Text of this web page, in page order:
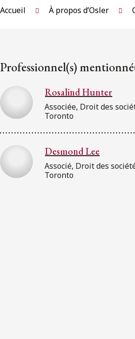
Accueil À propos d’Osler
Professionnel(s)
Rosalind Hunter
Associée, Droit des
Toronto
Desmond Lee
Associé, Droit des
Toronto